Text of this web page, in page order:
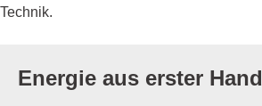
Technik.
Energie aus erster Hand